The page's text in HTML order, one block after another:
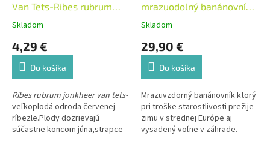
Van Tets-Ribes rubrum
jonkheer van tets
Skladom
4,29 €
Do košíka
Ribes rubrum jonkheer van tets-
veľkoplodá odroda červenej
ríbezle.Plody dozrievajú
súčastne koncom júna,strapce
sú dlhé s tmavočervenými
mrazuodolný banánovník
-19C° Extra
Skladom
29,90 €
Do košíka
Mrazuvzdorný banánovník ktorý
pri troške starostlivosti prežije
zimu v strednej Európe aj
vysadený voľne v záhrade.
Pochádza z južného Japonska,